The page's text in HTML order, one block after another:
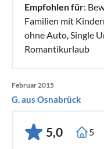
Empfohlen für:
Familien mit
ohne Auto, Single
Romantikurlaub
Februar 2015
G. aus Osnabrück
5,0 5